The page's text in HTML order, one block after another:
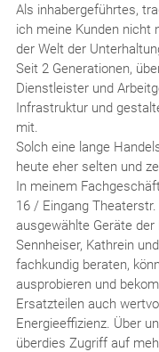
Als inhabergeführtes,
ich meine Kunden nicht
der Welt der
Seit 2 Generationen,
Dienstleister und
Infrastruktur und
mit.
Solch eine lange
heute eher selten und
In meinem
16 / Eingang
ausgewählte Geräte der
Sennheiser, Kathrein
fachkundig beraten,
ausprobieren und
Ersatzteilen auch
Energieeffizienz. Über
überdies Zugriff auf